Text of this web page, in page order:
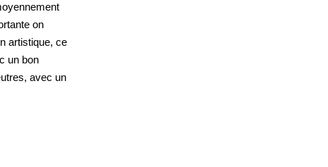
on
artistique, ce
un bon
avec un